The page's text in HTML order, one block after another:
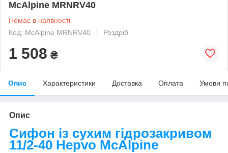
McAlpine MRNRV40
Немає в наявності
Код: McAlpine MRNRV40
Роздріб
1 508 ₴
Опис Характеристики Доставка Оплата Умови
Опис
Сифон із сухим гідрозакривом
11/2-40 Hepvo McAlpine